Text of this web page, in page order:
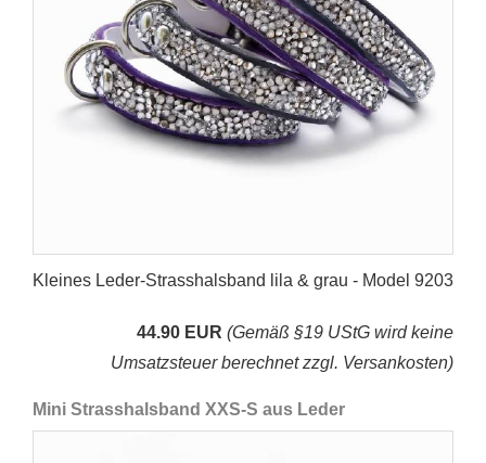
Kleines Leder-Strasshalsband lila & grau - Model 9203
44.90 EUR (Gemäß §19 UStG wird keine
Umsatzsteuer berechnet zzgl. Versankosten)
Mini Strasshalsband XXS-S aus Leder